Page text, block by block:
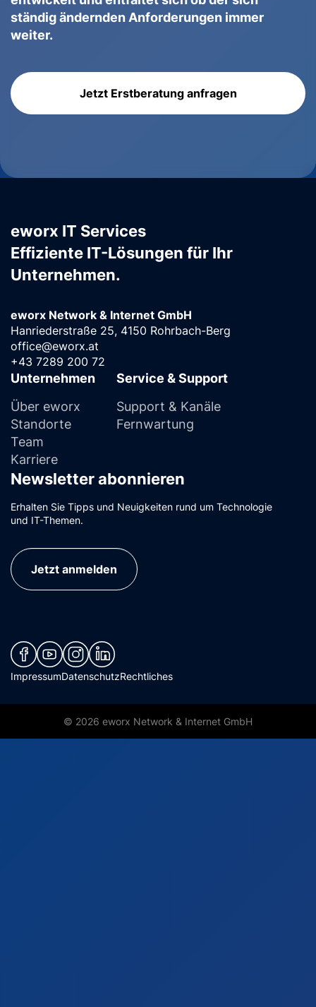
ständig ändernden Anforderungen immer
weiter.
Jetzt Erstberatung anfragen
eworx IT Services
Effiziente IT-Lösungen für Ihr
Unternehmen.
eworx Network & Internet GmbH
Hanriederstraße 25, 4150 Rohrbach-Berg
office@eworx.at
+43 7289 200 72
Unternehmen
Über eworx
Standorte
Team
Karriere
Service & Support
Support & Kanäle
Fernwartung
Newsletter abonnieren
Erhalten Sie Tipps und Neuigkeiten rund um Technologie
und IT-Themen.
Jetzt anmelden
(neues Fenster)
(neues Fenster)
(neues Fenster)
(neues Fenster)
ImpressumDatenschutzRechtliches
© 2026 eworx Network & Internet GmbH